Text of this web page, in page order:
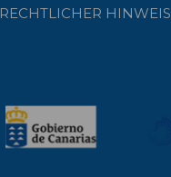
RECHTLICHER HINWEIS